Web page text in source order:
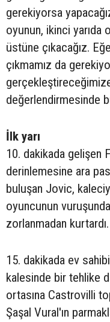
gerekiyorsa
oyunun, ikinci yarıda
üstüne çıkacağız.
çıkmamız da
değerlendirmesinde
İlk yarı
10. dakikada gelişen
derinlemesine ara
buluşan Jovic,
oyuncunun
zorlanmadan kurtardı.
15. dakikada ev
kalesinde bir tehlike
ortasına Castrovilli
Şaşal Vural'ın